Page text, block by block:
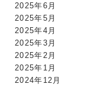
2025年6月
2025年5月
2025年4月
2025年3月
2025年2月
2025年1月
2024年12月